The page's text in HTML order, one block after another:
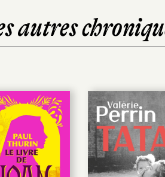
autres